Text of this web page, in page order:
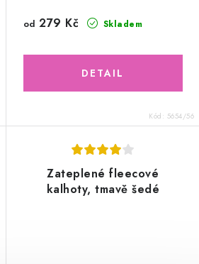
Skladem
od 279 Kč
Kód: 5654/56
Zateplené fleecové
kalhoty, tmavě šedé